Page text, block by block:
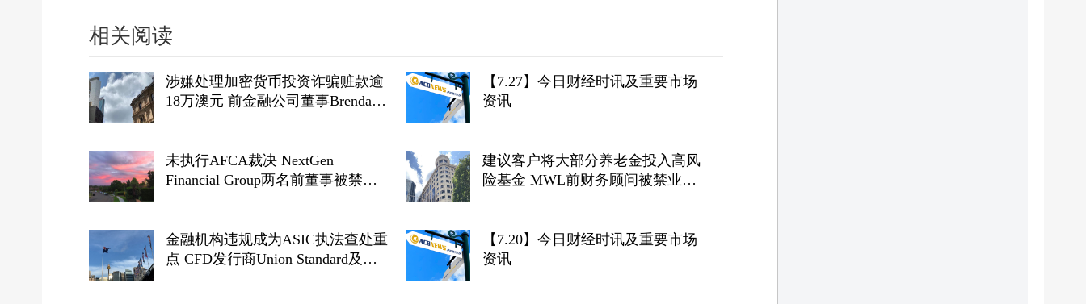
相关阅读
涉嫌处理加密货币投资诈骗赃款逾
18万澳元 前金融公司董事Brendan
【7.27】今日财经时讯及重要市场
资讯
未执行AFCA裁决 NextGen
Financial Group两名前董事被禁业
建议客户将大部分养老金投入高风
险基金 MWL前财务顾问被禁业三
金融机构违规成为ASIC执法查处重
点 CFD发行商Union Standard及前
【7.20】今日财经时讯及重要市场
资讯